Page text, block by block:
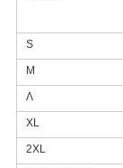
S
Μ
Λ
XL
2XL